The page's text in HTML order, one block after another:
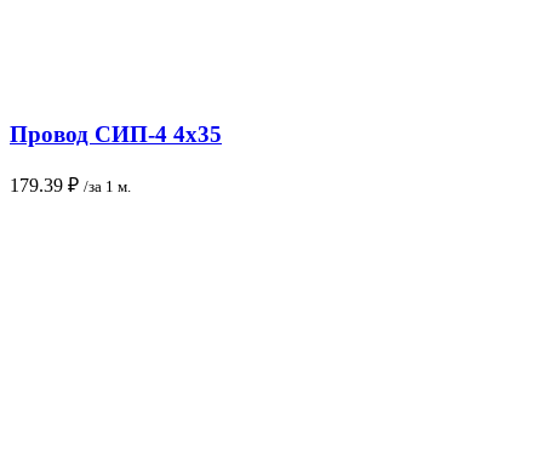
Провод СИП-4 4х35
179.39 ₽ /за 1 м.